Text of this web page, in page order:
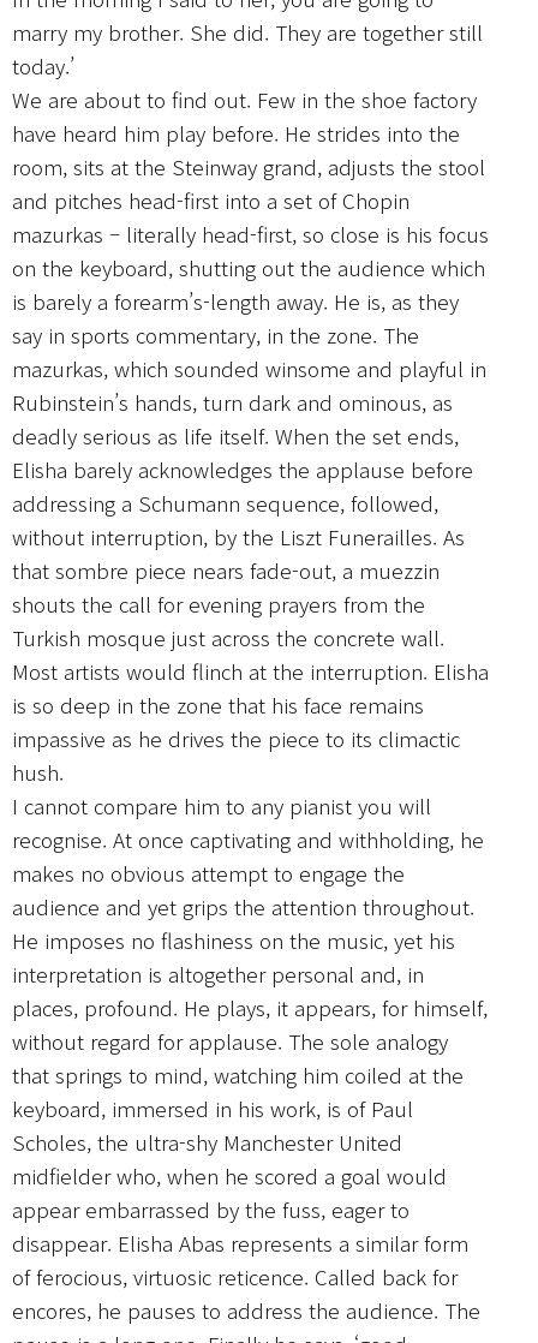
marry my brother. She did. They are together still
today.’
We are about to find out. Few in the shoe factory
have heard him play before. He strides into the
room, sits at the Steinway grand, adjusts the stool
and pitches head-first into a set of Chopin
mazurkas – literally head-first, so close is his focus
on the keyboard, shutting out the audience which
is barely a forearm’s-length away. He is, as they
say in sports commentary, in the zone. The
mazurkas, which sounded winsome and playful in
Rubinstein’s hands, turn dark and ominous, as
deadly serious as life itself. When the set ends,
Elisha barely acknowledges the applause before
addressing a Schumann sequence, followed,
without interruption, by the Liszt Funerailles. As
that sombre piece nears fade-out, a muezzin
shouts the call for evening prayers from the
Turkish mosque just across the concrete wall.
Most artists would flinch at the interruption. Elisha
is so deep in the zone that his face remains
impassive as he drives the piece to its climactic
hush.
I cannot compare him to any pianist you will
recognise. At once captivating and withholding, he
makes no obvious attempt to engage the
audience and yet grips the attention throughout.
He imposes no flashiness on the music, yet his
interpretation is altogether personal and, in
places, profound. He plays, it appears, for himself,
without regard for applause. The sole analogy
that springs to mind, watching him coiled at the
keyboard, immersed in his work, is of Paul
Scholes, the ultra-shy Manchester United
midfielder who, when he scored a goal would
appear embarrassed by the fuss, eager to
disappear. Elisha Abas represents a similar form
of ferocious, virtuosic reticence. Called back for
encores, he pauses to address the audience. The